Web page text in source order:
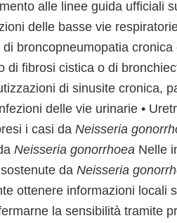
alle linee guida ufficiali
delle basse vie
broncopneumopatia
di fibrosi cistica o di
di sinusite cronica,
delle vie urinarie •
i casi da Neisseria
Neisseria gonorrhoea Nelle
da Neisseria
ottenere informazioni locali
la sensibilità tramite